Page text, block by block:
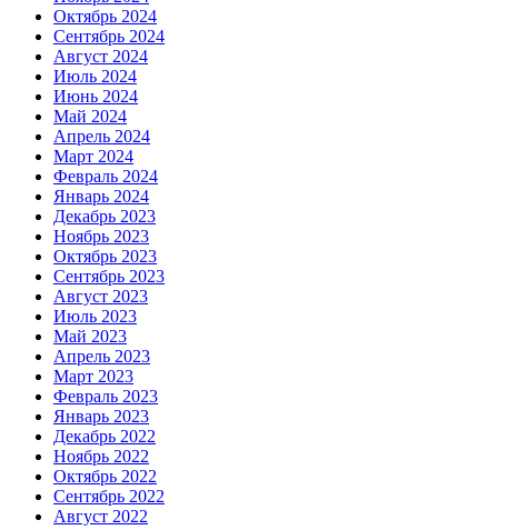
Октябрь 2024
Сентябрь 2024
Август 2024
Июль 2024
Июнь 2024
Май 2024
Апрель 2024
Март 2024
Февраль 2024
Январь 2024
Декабрь 2023
Ноябрь 2023
Октябрь 2023
Сентябрь 2023
Август 2023
Июль 2023
Май 2023
Апрель 2023
Март 2023
Февраль 2023
Январь 2023
Декабрь 2022
Ноябрь 2022
Октябрь 2022
Сентябрь 2022
Август 2022